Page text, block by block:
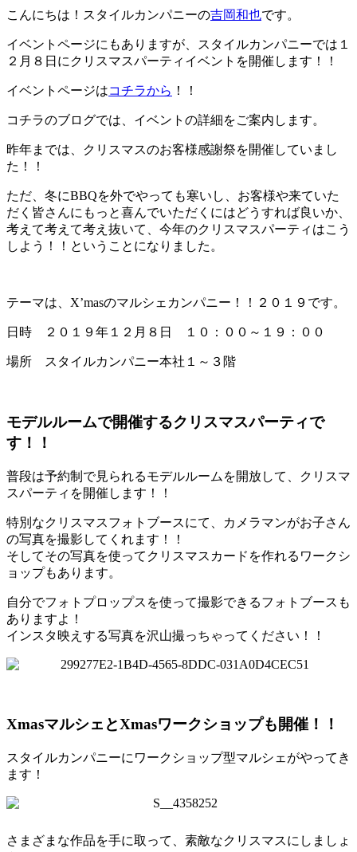
こんにちは！スタイルカンパニーの吉岡和也です。
イベントページにもありますが、スタイルカンパニーでは１
２月８日にクリスマスパーティイベントを開催します！！
イベントページはコチラから ！！
コチラのブログでは、イベントの詳細をご案内します。
昨年までは、クリスマスのお客様感謝祭を開催していまし
た！！
ただ、冬にBBQを外でやっても寒いし、お客様や来ていた
だく皆さんにもっと喜んでいただくにはどうすれば良いか、
考えて考えて考え抜いて、今年のクリスマスパーティはこう
しよう！！ということになりました。
テーマは、X’masのマルシェカンパニー！！２０１９です。
日時 ２０１９年１２月８日 １０：００～１９：００
場所 スタイルカンパニー本社１～３階
モデルルームで開催するクリスマスパーティで
す！！
普段は予約制で見られるモデルルームを開放して、クリスマ
スパーティを開催します！！
特別なクリスマスフォトブースにて、カメラマンがお子さん
の写真を撮影してくれます！！
そしてその写真を使ってクリスマスカードを作れるワークシ
ョップもあります。
自分でフォトプロップスを使って撮影できるフォトブースも
ありますよ！
インスタ映えする写真を沢山撮っちゃってください！！
XmasマルシェとXmasワークショップも開催！！
スタイルカンパニーにワークショップ型マルシェがやってき
ます！
さまざまな作品を手に取って、素敵なクリスマスにしましょ